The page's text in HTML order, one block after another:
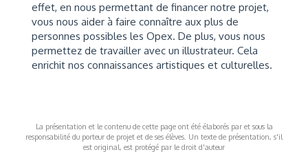
effet, en nous permettant de financer notre projet,
vous nous aider à faire connaître aux plus de
personnes possibles les Opex. De plus, vous nous
permettez de travailler avec un illustrateur. Cela
enrichit nos connaissances artistiques et culturelles.
La présentation et le contenu de cette page ont été élaborés par et sous la
responsabilité du porteur de projet et de ses élèves. Un texte de présentation, s'il
est original, est protégé par le droit d'auteur